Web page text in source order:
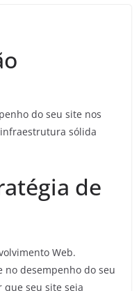
do seu site nos
sólida
de
Web.
desempenho do seu
seu site seja